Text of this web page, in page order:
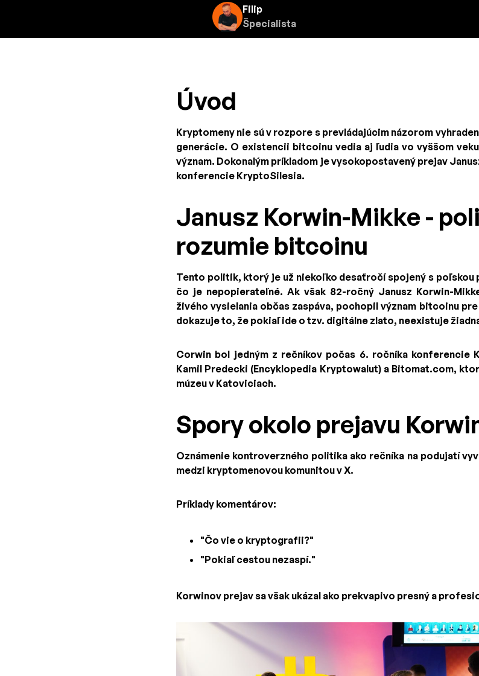
Filip
Špecialista
Úvod
Kryptomeny nie sú v rozpore s prevládajúcim názorom
generácie. O existencii bitcoinu vedia aj ľudia vo vyššom
význam. Dokonalým príkladom je vysokopostavený prejav
konferencie KryptoSilesia.
Janusz Korwin-Mikke -
rozumie bitcoinu
Tento politik, ktorý je už niekoľko desaťročí spojený s poľskou
čo je nepopierateľné. Ak však 82-ročný Janusz Korwin-
živého vysielania občas zaspáva, pochopil význam bitcoinu
dokazuje to, že pokiaľ ide o tzv. digitálne zlato, neexistuje
Corwin bol jedným z rečníkov počas 6. ročníka konferencie
Kamil Predecki (Encyklopedia Kryptowalut) a Bitomat.com,
múzeu v Katoviciach.
Spory okolo prejavu
Oznámenie kontroverzného politika ako rečníka na podujatí
medzi kryptomenovou komunitou v X.
Príklady komentárov:
"Čo vie o kryptografii?"
"Pokiaľ cestou nezaspí."
Korwinov prejav sa však ukázal ako prekvapivo presný a